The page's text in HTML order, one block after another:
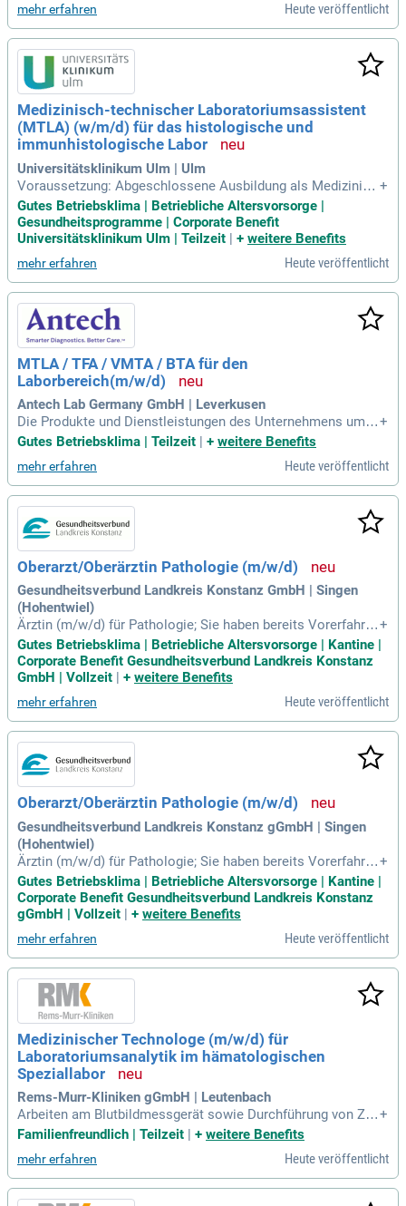
mehr erfahren Heute veröffentlicht
Medizinisch-technischer Laboratoriumsassistent
(MTLA) (w/m/d) für das histologische und
immunhistologische Labor
Universitätsklinikum Ulm | Ulm
Voraussetzung: Abgeschlossene Ausbildung als Medizinisc
h-technischer Laboratoriumsassistent (MTLA); Erfahrung: H
istopathologie (FFPE-, Kryo-Gewebe), Immunhistologie, Zyto
logie; Organisationstalent: Strukturiertes und umsichtiges A
+
Gutes Betriebsklima | Betriebliche Altersvorsorge |
Gesundheitsprogramme | Corporate Benefit
Universitätsklinikum Ulm | Teilzeit | + weitere Benefits
mehr erfahren Heute veröffentlicht
MTLA / TFA / VMTA / BTA für den
Laborbereich(m/w/d)
Antech Lab Germany GmbH | Leverkusen
Die Produkte und Dienstleistungen des Unternehmens umfa
ssen mehr als 90 Versandlabore auf der ganzen Welt, eigen
en mit Produkten für die Schnelltestdiagnostik und digitale
Zytologie, lokale und Cloud-basierte
+
Gutes Betriebsklima | Teilzeit | + weitere Benefits
mehr erfahren Heute veröffentlicht
Oberarzt/Oberärztin Pathologie (m/w/d)
Gesundheitsverbund Landkreis Konstanz GmbH | Singen
(Hohentwiel)
Ärztin (m/w/d) für Pathologie; Sie haben bereits Vorerfahrun
gen im gesamten Bereich der histopathologischen Diagnost
ik und der Autopsiediagnostik; Wünschenswert sind Vorerfa
hrungen im Bereich der Hämatopathologie und Lymphomdia
+
Gutes Betriebsklima | Betriebliche Altersvorsorge | Kantine |
Corporate Benefit Gesundheitsverbund Landkreis Konstanz
GmbH | Vollzeit
+ weitere Benefits
mehr erfahren Heute veröffentlicht
Oberarzt/Oberärztin Pathologie (m/w/d)
Gesundheitsverbund Landkreis Konstanz gGmbH | Singen
(Hohentwiel)
Ärztin (m/w/d) für Pathologie; Sie haben bereits Vorerfahrun
gen im gesamten Bereich der histopathologischen Diagnost
ik und der Autopsiediagnostik; Wünschenswert sind Vorerfa
hrungen im Bereich der Hämatopathologie und Lymphomdia
gnostik; Weiterbildung in Exfoliativzytologie
+
Gutes Betriebsklima | Betriebliche Altersvorsorge | Kantine |
Corporate Benefit Gesundheitsverbund Landkreis Konstanz
gGmbH | Vollzeit | + weitere Benefits
mehr erfahren Heute veröffentlicht
Medizinischer Technologe (m/w/d) für
Laboratoriumsanalytik im hämatologischen
Speziallabor
Rems-Murr-Kliniken gGmbH | Leutenbach
Arbeiten am Blutbildmessgerät sowie Durchführung von Zyt
ologie- und Zytochemie-Analysen im peripheren Blut und Kn
Körperflüssigkeiten Immunphänotypisierung mittels Durchfl
usszytometrie Sorgfältige
+
Familienfreundlich | Teilzeit | + weitere Benefits
mehr erfahren Heute veröffentlicht